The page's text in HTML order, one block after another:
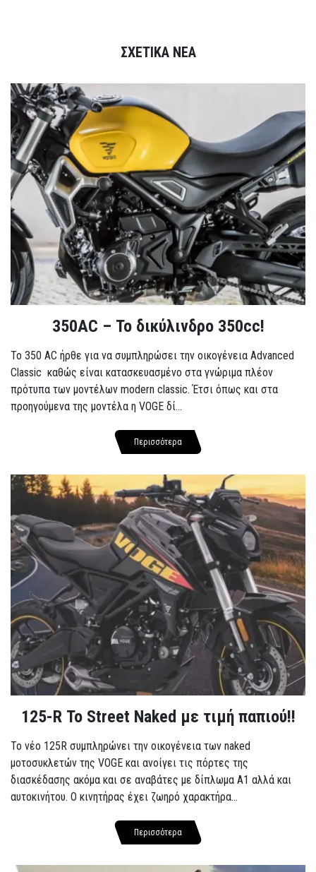
ΣΧΕΤΙΚΑ ΝΕΑ
350AC – Το δικύλινδρο 350cc!
To 350 AC ήρθε για να συμπληρώσει την οικογένεια Advanced
Classic καθώς είναι κατασκευασμένο στα γνώριμα πλέον
πρότυπα των μοντέλων modern classic. Έτσι όπως και στα
προηγούμενα της μοντέλα η VOGE δί...
Περισσότερα
125-R Το Street Naked με τιμή παπιού!!
Το νέο 125R συμπληρώνει την οικογένεια των naked
μοτοσυκλετών της VOGE και ανοίγει τις πόρτες της
διασκέδασης ακόμα και σε αναβάτες με δίπλωμα A1 αλλά και
αυτοκινήτου. Ο κινητήρας έχει ζωηρό χαρακτήρα...
Περισσότερα